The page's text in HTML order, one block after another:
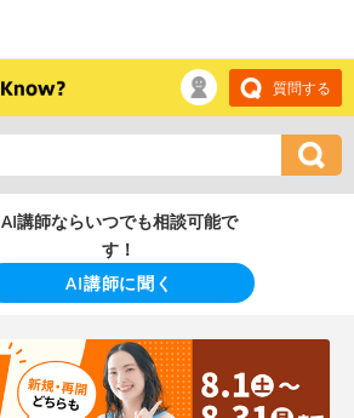
質問する
AI講師ならいつでも相談可能で
す！
AI講師に聞く